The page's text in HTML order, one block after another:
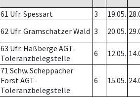
61 Ufr. Spessart 3 19.05.
62 Ufr. Gramschatzer Wald 3 20.05.
63 Ufr. Haßberge AGT-
Toleranzbelegstelle
6 12.05.
71 Schw. Scheppacher
Forst AGT-
Toleranzbelegstelle
6 15.05.